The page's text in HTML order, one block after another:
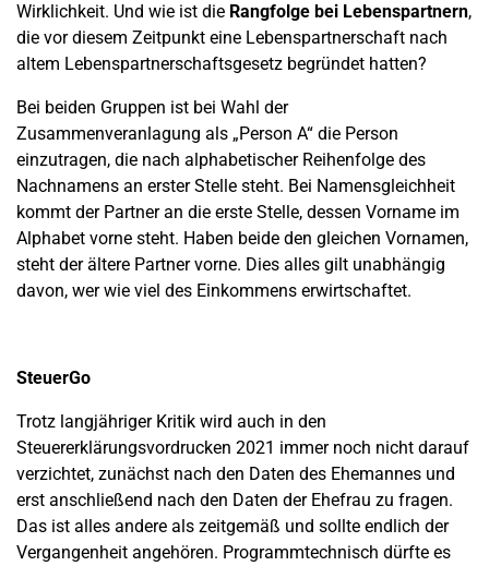
Wirklichkeit. Und wie ist die Rangfolge bei Lebenspartnern,
die vor diesem Zeitpunkt eine Lebenspartnerschaft nach
altem Lebenspartnerschaftsgesetz begründet hatten?
Bei beiden Gruppen ist bei Wahl der
Zusammenveranlagung als „Person A“ die Person
einzutragen, die nach alphabetischer Reihenfolge des
Nachnamens an erster Stelle steht. Bei Namensgleichheit
kommt der Partner an die erste Stelle, dessen Vorname im
Alphabet vorne steht. Haben beide den gleichen Vornamen,
steht der ältere Partner vorne. Dies alles gilt unabhängig
davon, wer wie viel des Einkommens erwirtschaftet.
SteuerGo
Trotz langjähriger Kritik wird auch in den
Steuererklärungsvordrucken 2021 immer noch nicht darauf
verzichtet, zunächst nach den Daten des Ehemannes und
erst anschließend nach den Daten der Ehefrau zu fragen.
Das ist alles andere als zeitgemäß und sollte endlich der
Vergangenheit angehören. Programmtechnisch dürfte es